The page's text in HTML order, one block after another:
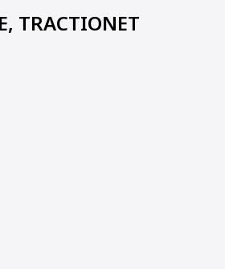
TRACTIONET